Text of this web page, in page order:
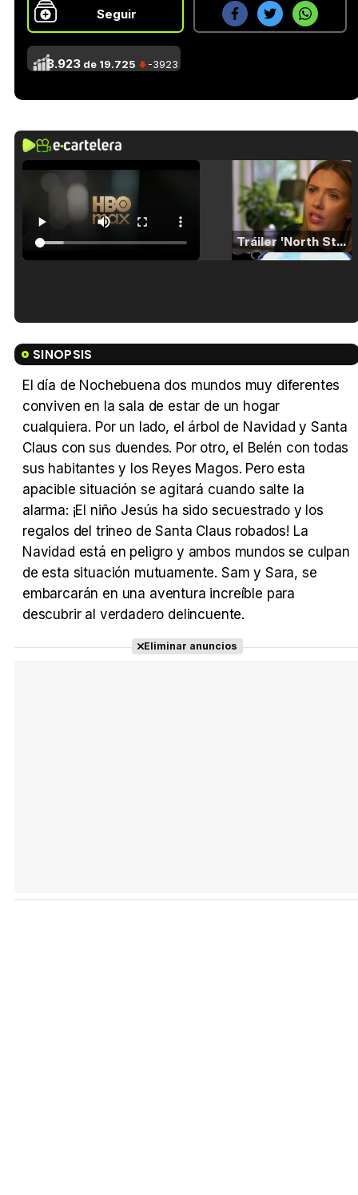
Seguir
3.923de 19.725 -3923
Tráiler 'North Star' (2023)
Tráiler 'Vida perra' (2026)
SINOPSIS
El día de Nochebuena dos mundos muy diferentes
conviven en la sala de estar de un hogar
cualquiera. Por un lado, el árbol de Navidad y Santa
Claus con sus duendes. Por otro, el Belén con todas
sus habitantes y los Reyes Magos. Pero esta
apacible situación se agitará cuando salte la
alarma: ¡El niño Jesús ha sido secuestrado y los
regalos del trineo de Santa Claus robados! La
Navidad está en peligro y ambos mundos se culpan
de esta situación mutuamente. Sam y Sara, se
embarcarán en una aventura increíble para
descubrir al verdadero delincuente.
Eliminar anuncios